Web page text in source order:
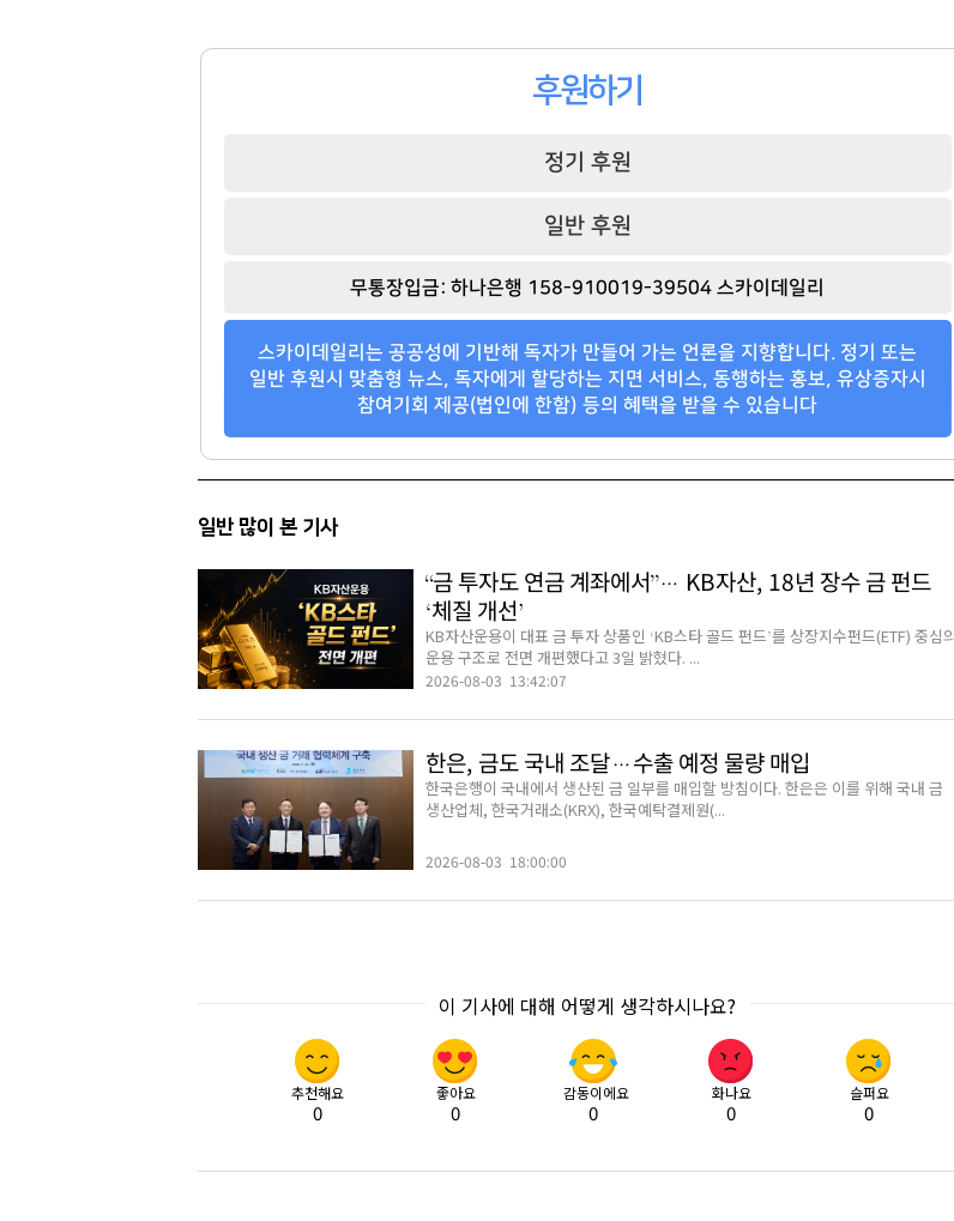
후원하기
정기 후원
일반 후원
무통장입금: 하나은행 158-910019-39504 스카이데일리
스카이데일리는 공공성에 기반해 독자가 만들어 가는 언론을 지향합니다. 정기 또는
일반 후원시 맞춤형 뉴스, 독자에게 할당하는 지면 서비스, 동행하는 홍보, 유상증자시
참여기회 제공(법인에 한함) 등의 혜택을 받을 수 있습니다
일반 많이 본 기사
“금 투자도 연금 계좌에서”… KB자산, 18년 장수 금 펀드
‘체질 개선’
KB자산운용이 대표 금 투자 상품인 ‘KB스타 골드 펀드’를 상장지수펀드(ETF) 중심의
운용 구조로 전면 개편했다고 3일 밝혔다. ...
2026-08-03 13:42:07
한은, 금도 국내 조달…수출 예정 물량 매입
한국은행이 국내에서 생산된 금 일부를 매입할 방침이다. 한은은 이를 위해 국내 금
생산업체, 한국거래소(KRX), 한국예탁결제원(...
2026-08-03 18:00:00
이 기사에 대해 어떻게 생각하시나요?
추천해요
0
좋아요
0
감동이에요
0
화나요
0
슬퍼요
0